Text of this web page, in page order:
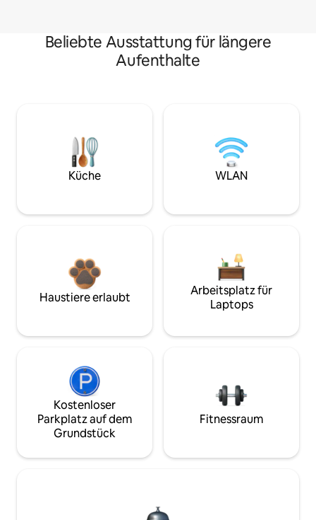
Beliebte Ausstattung für längere
Aufenthalte
Küche WLAN
Haustiere erlaubt
Arbeitsplatz für
Laptops
Kostenloser
Parkplatz auf dem
Grundstück
Fitnessraum